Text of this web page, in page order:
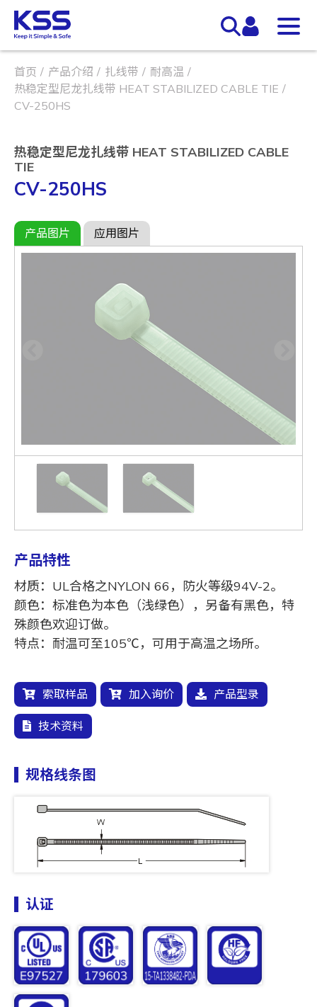
首页 产品介绍 扎线带
耐高温
热稳定型尼龙扎线带 HEAT STABILIZED CABLE TIE
CV-250HS
热稳定型尼龙扎线带 HEAT STABILIZED CABLE
TIE
CV-250HS
产品图片 应用图片
产品特性
材质：UL合格之NYLON 66，防火等级94V-2。
颜色：标准色为本色（浅绿色），另备有黑色，特
殊颜色欢迎订做。
特点：耐温可至105℃，可用于高温之场所。
索取样品 加入询价 产品型录
技术资料
规格线条图
认证